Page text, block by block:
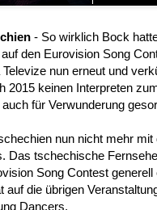
- So wirklich Bock
den Eurovision Song
nun erneut und
2015 keinen Interpreten
für Verwunderung
nun nicht mehr
Das tschechische
Song Contest
auf die übrigen
Dancers.